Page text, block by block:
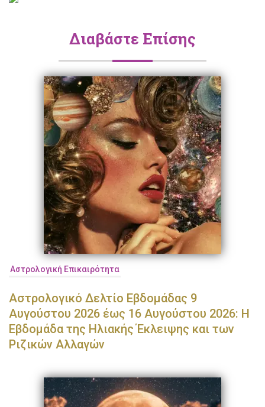
Διαβάστε Επίσης
Αστρολογική Επικαιρότητα
Αστρολογικό Δελτίο Εβδομάδας 9
Αυγούστου 2026 έως 16 Αυγούστου 2026: Η
Εβδομάδα της Ηλιακής Έκλειψης και των
Ριζικών Αλλαγών